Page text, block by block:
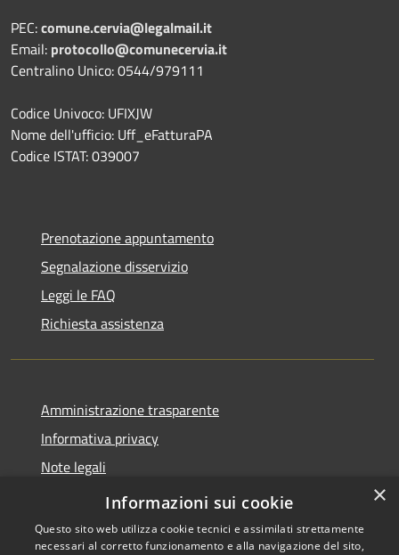
PEC:comune.cervia@legalmail.it
Email: protocollo@comunecervia.it
Centralino Unico: 0544/979111
Codice Univoco: UFIXJW
Nome dell'ufficio: Uff_eFatturaPA
Codice ISTAT: 039007
Prenotazione appuntamento
Segnalazione disservizio
Leggi le FAQ
Richiesta assistenza
Amministrazione trasparente
Informativa privacy
Note legali
Dichiarazione di accessibilità
×
Informazioni sui cookie
Questo sito web utilizza cookie tecnici e assimilati strettamente
necessari al corretto funzionamento e alla navigazione del sito,